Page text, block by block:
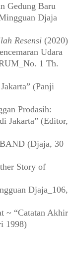
Gedung Baru
Djaja
Resensi (2020)
Udara
1 Th.
(Panji
Prodasih:
Jakarta” (Editor,
(Djaja, 30
Story of
Djaja_106,
~ “Catatan Akhir
1998)